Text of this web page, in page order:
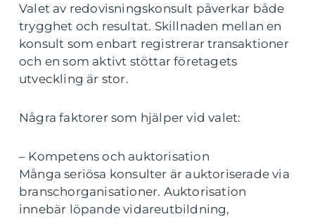
Valet av redovisningskonsult påverkar både
trygghet och resultat. Skillnaden mellan en
konsult som enbart registrerar transaktioner
och en som aktivt stöttar företagets
utveckling är stor.
Några faktorer som hjälper vid valet:
– Kompetens och auktorisation
Många seriösa konsulter är auktoriserade via
branschorganisationer. Auktorisation
innebär löpande vidareutbildning,